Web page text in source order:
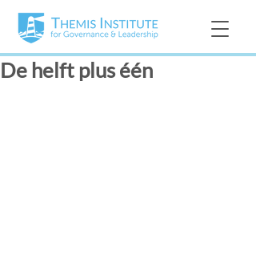
De helft plus één